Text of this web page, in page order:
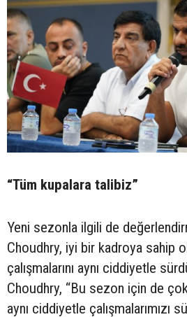
“Tüm kupalara talibiz”
Yeni sezonla ilgili de
Choudhry, iyi bir kadroya sahip
çalışmalarını aynı ciddiyetle
Choudhry, “Bu sezon için de
aynı ciddiyetle çalışmalarımızı